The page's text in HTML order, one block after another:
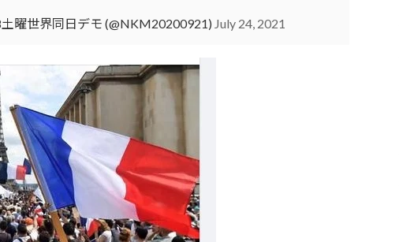
曜世界同日デモ (@NKM20200921) July 24, 2021